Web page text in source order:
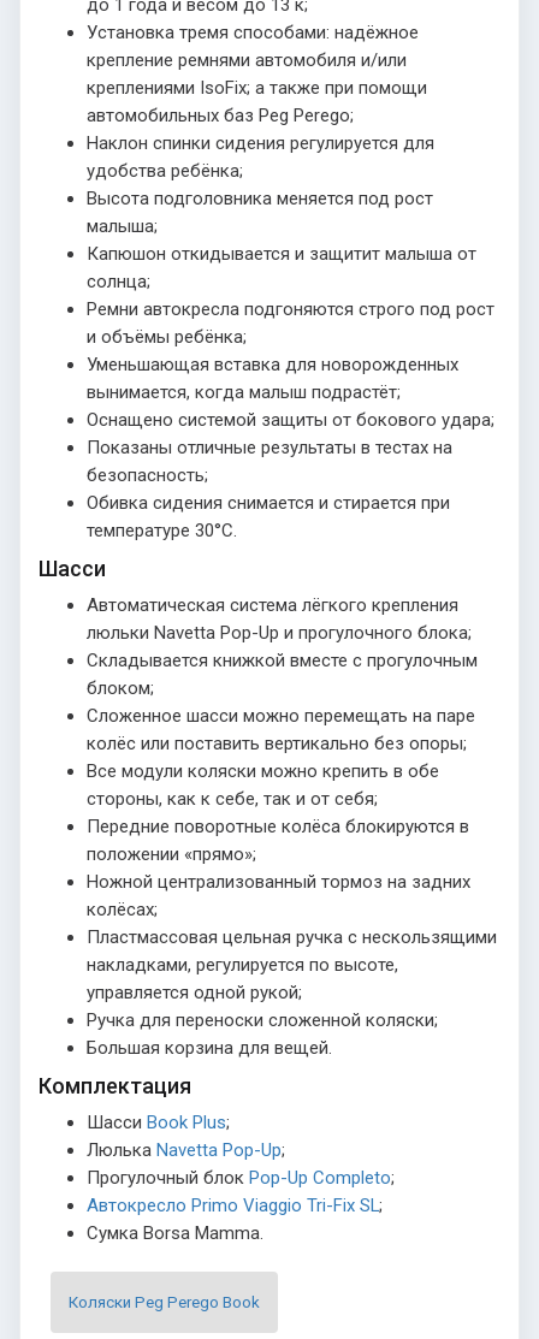
до 1 года и весом до 13 к;
Установка тремя способами: надёжное
крепление ремнями автомобиля и/или
креплениями IsoFix; а также при помощи
автомобильных баз Peg Perego;
Наклон спинки сидения регулируется для
удобства ребёнка;
Высота подголовника меняется под рост
малыша;
Капюшон откидывается и защитит малыша от
солнца;
Ремни автокресла подгоняются строго под рост
и объёмы ребёнка;
Уменьшающая вставка для новорожденных
вынимается, когда малыш подрастёт;
Оснащено системой защиты от бокового удара;
Показаны отличные результаты в тестах на
безопасность;
Обивка сидения снимается и стирается при
температуре 30°С.
Шасси
Автоматическая система лёгкого крепления
люльки Navetta Pop-Up и прогулочного блока;
Складывается книжкой вместе с прогулочным
блоком;
Сложенное шасси можно перемещать на паре
колёс или поставить вертикально без опоры;
Все модули коляски можно крепить в обе
стороны, как к себе, так и от себя;
Передние поворотные колёса блокируются в
положении «прямо»;
Ножной централизованный тормоз на задних
колёсах;
Пластмассовая цельная ручка с нескользящими
накладками, регулируется по высоте,
управляется одной рукой;
Ручка для переноски сложенной коляски;
Большая корзина для вещей.
Комплектация
Шасси Book Plus;
Люлька Navetta Pop-Up;
Прогулочный блок Pop-Up Completo;
Автокресло Primo Viaggio Tri-Fix SL;
Сумка Borsa Mamma.
Коляски Peg Perego Book